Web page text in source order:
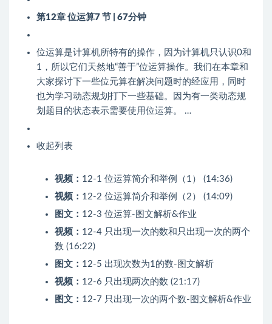
第12章 位运算7 节 | 67分钟
位运算是计算机所特有的操作，因为计算机只认识0和
1，所以它们天然地“善于”位运算操作。我们在本章和
大家探讨下一些位元算在解决问题时的经应用，同时
也为学习动态规划打下一些基础。因为有一类动态规
划题目的状态表示需要使用位运算。 …
收起列表
视频： 12-1 位运算简介和举例（1） (14:36)
视频： 12-2 位运算简介和举例（2） (14:09)
图文： 12-3 位运算-图文解析&作业
视频： 12-4 只出现一次的数和只出现一次的两个
数 (16:22)
图文： 12-5 出现次数为1的数-图文解析
视频： 12-6 只出现两次的数 (21:17)
图文： 12-7 只出现一次的两个数-图文解析&作业